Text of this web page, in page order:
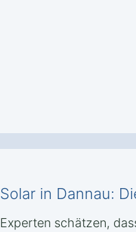
Solar in Dannau:
Experten schätzen,